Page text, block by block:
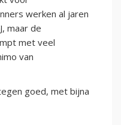
werken al jaren
maar de
met veel
van
goed, met bijna